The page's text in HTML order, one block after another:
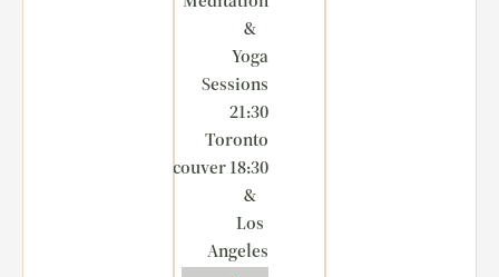
&
Yoga
Sessions
21:30
Toronto
18:30 Vancouver
&
Los
Angeles